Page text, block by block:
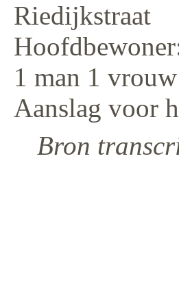
Riedijkstraat
1 man 1
Aanslag voor
Bron